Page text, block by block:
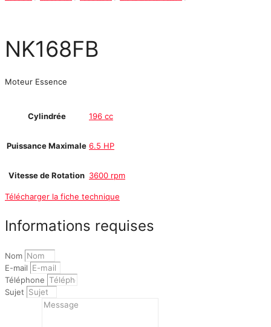
NK168FB
Moteur Essence
Cylindrée 196 cc
Puissance Maximale 6.5 HP
Vitesse de Rotation 3600 rpm
Télécharger la fiche technique
Informations requises
Nom
E-mail
Téléphone
Sujet